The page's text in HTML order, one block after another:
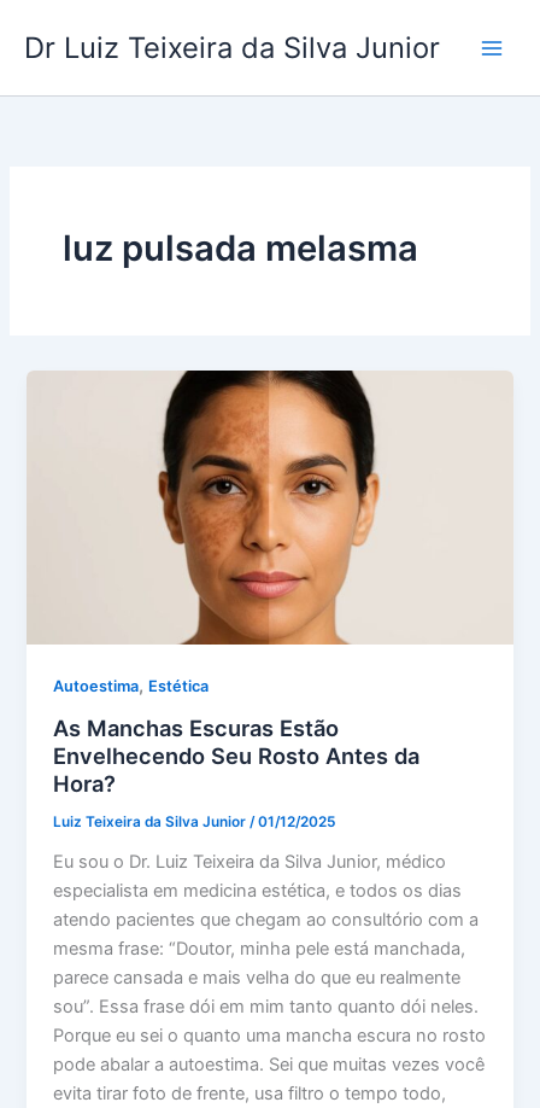
para
conteúdo
Dr Luiz Teixeira da Silva Junior
luz pulsada melasma
Autoestima, Estética
As Manchas Escuras Estão
Envelhecendo Seu Rosto Antes da
Hora?
Luiz Teixeira da Silva Junior/01/12/2025
Eu sou o Dr. Luiz Teixeira da Silva Junior, médico
especialista em medicina estética, e todos os dias
atendo pacientes que chegam ao consultório com a
mesma frase: “Doutor, minha pele está manchada,
parece cansada e mais velha do que eu realmente
sou”. Essa frase dói em mim tanto quanto dói neles.
Porque eu sei o quanto uma mancha escura no rosto
pode abalar a autoestima. Sei que muitas vezes você
evita tirar foto de frente, usa filtro o tempo todo,